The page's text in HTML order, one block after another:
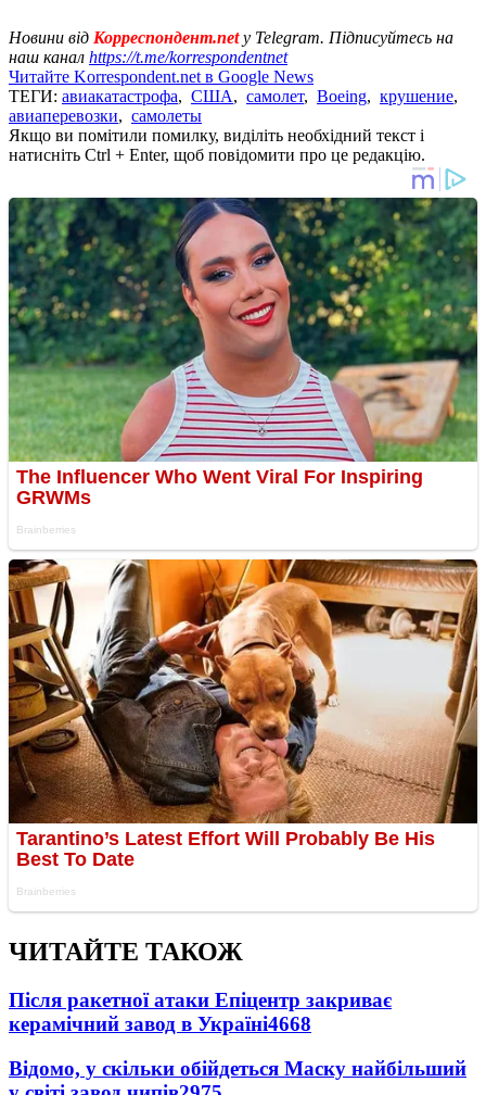
Новини від Корреспондент.netу Telegram. Підписуйтесь на
наш канал https://t.me/korrespondentnet
Читайте Korrespondent.net в Google News
ТЕГИ: авиакатастрофа, США, самолет, Boeing, крушение,
авиаперевозки, самолеты
Якщо ви помітили помилку, виділіть необхідний текст і
натисніть Ctrl + Enter, щоб повідомити про це редакцію.
ЧИТАЙТЕ ТАКОЖ
Після ракетної атаки Епіцентр закриває
керамічний завод в Україні4668
Відомо, у скільки обійдеться Маску найбільший